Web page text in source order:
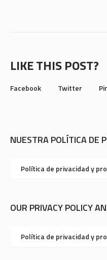
LIKE THIS POST?
Facebook Twitter
NUESTRA POLÍTICA DE
Política de privacidad y
OUR PRIVACY POLICY
Política de privacidad y